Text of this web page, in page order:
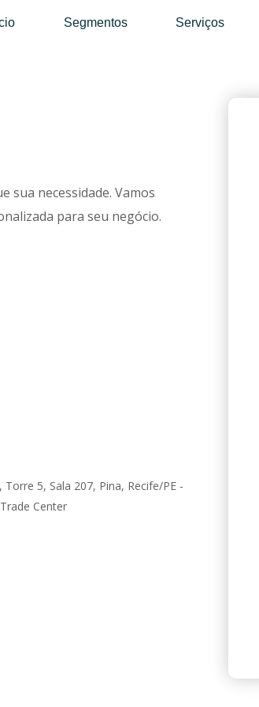
Segmentos Serviços
sua necessidade. Vamos
para seu negócio.
5, Sala 207, Pina, Recife/PE -
Center